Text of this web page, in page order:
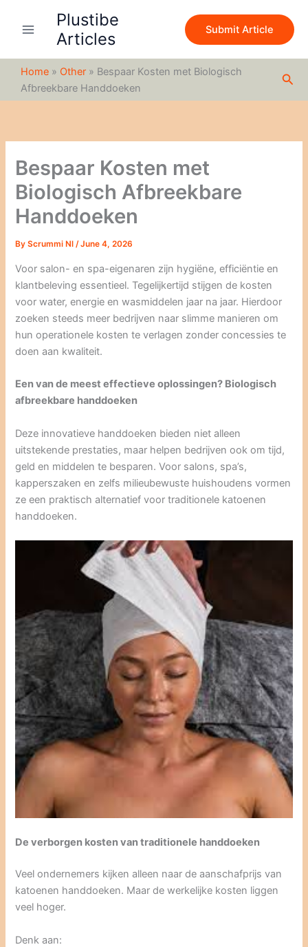
Plustibe
Articles
Submit Article
Home » Other » Bespaar Kosten met Biologisch
Afbreekbare Handdoeken
Bespaar Kosten met
Biologisch Afbreekbare
Handdoeken
ByScrummi Nl/June 4, 2026
Voor salon- en spa-eigenaren zijn hygiëne, efficiëntie en
klantbeleving essentieel. Tegelijkertijd stijgen de kosten
voor water, energie en wasmiddelen jaar na jaar. Hierdoor
zoeken steeds meer bedrijven naar slimme manieren om
hun operationele kosten te verlagen zonder concessies te
doen aan kwaliteit.
Een van de meest effectieve oplossingen? Biologisch
afbreekbare handdoeken
Deze innovatieve handdoeken bieden niet alleen
uitstekende prestaties, maar helpen bedrijven ook om tijd,
geld en middelen te besparen. Voor salons, spa’s,
kapperszaken en zelfs milieubewuste huishoudens vormen
ze een praktisch alternatief voor traditionele katoenen
handdoeken.
De verborgen kosten van traditionele handdoeken
Veel ondernemers kijken alleen naar de aanschafprijs van
katoenen handdoeken. Maar de werkelijke kosten liggen
veel hoger.
Denk aan:
c